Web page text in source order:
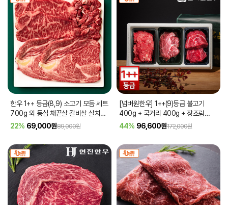
한우 1++ 등급(8,9) 소고기 모듬 세트
700g 외 등심 채끝살 갈비살 살치살
국거리 불고기 업진살[품절]
22% 69,000원89,000원
[넘버원한우] 1++(9)등급 불고기
400g + 국거리 400g + 장조림
400g 선물세트
44% 96,600원172,000원